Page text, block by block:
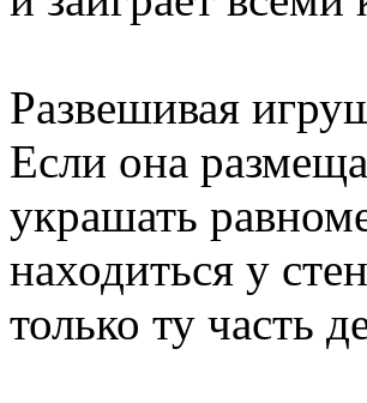
Развешивая
Если она
украшать
находиться у
только ту часть